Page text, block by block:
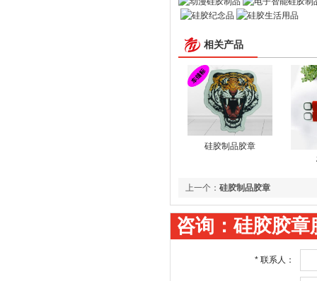
相关产品
硅胶制品胶章
上一个： 硅胶制品胶章
咨询：硅胶胶章
* 联系人：